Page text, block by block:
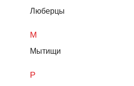
Люберцы
М
Мытищи
Р